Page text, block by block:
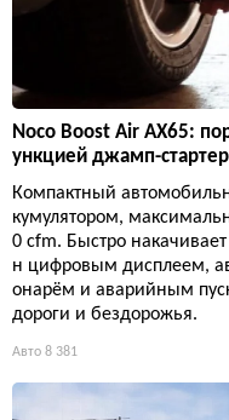
Noco Boost Air AX65:
ункцией джамп-
Компактный
кумулятором,
0 cfm. Быстро
н цифровым дисплеем,
онарём и аварийным
дороги и бездорожья.
Авто 8 381